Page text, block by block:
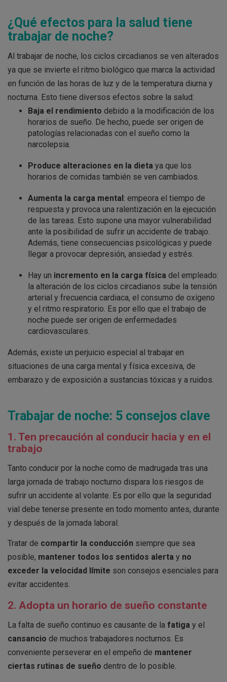
¿Qué efectos para la salud tiene
trabajar de noche?
Al trabajar de noche, los ciclos circadianos se ven alterados
ya que se invierte el ritmo biológico que marca la actividad
en función de las horas de luz y de la temperatura diurna y
nocturna. Esto tiene diversos efectos sobre la salud:
Baja el rendimiento debido a la modificación de los
horarios de sueño. De hecho, puede ser origen de
patologías relacionadas con el sueño como la
narcolepsia.
Produce alteraciones en la dieta ya que los
horarios de comidas también se ven cambiados.
Aumenta la carga mental : empeora el tiempo de
respuesta y provoca una ralentización en la ejecución
de las tareas. Esto supone una mayor vulnerabilidad
ante la posibilidad de sufrir un accidente de trabajo.
Además, tiene consecuencias psicológicas y puede
llegar a provocar depresión, ansiedad y estrés.
Hay un incremento en la carga física del empleado:
la alteración de los ciclos circadianos sube la tensión
arterial y frecuencia cardiaca, el consumo de oxígeno
y el ritmo respiratorio. Es por ello que el trabajo de
noche puede ser origen de enfermedades
cardiovasculares.
Además, existe un perjuicio especial al trabajar en
situaciones de una carga mental y física excesiva, de
embarazo y de exposición a sustancias tóxicas y a ruidos.
Trabajar de noche: 5 consejos clave
1. Ten precaución al conducir hacia y en el
trabajo
Tanto conducir por la noche como de madrugada tras una
larga jornada de trabajo nocturno dispara los riesgos de
sufrir un accidente al volante. Es por ello que la seguridad
vial debe tenerse presente en todo momento antes, durante
y después de la jornada laboral.
Tratar de compartir la conducción siempre que sea
posible, mantener todos los sentidos alerta y no
exceder la velocidad límite son consejos esenciales para
evitar accidentes.
2. Adopta un horario de sueño constante
La falta de sueño continuo es causante de la fatiga y el
cansancio de muchos trabajadores nocturnos. Es
conveniente perseverar en el empeño de mantener
ciertas rutinas de sueño dentro de lo posible.